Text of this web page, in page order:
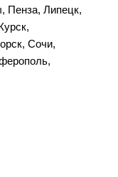
Пенза, Липецк,
Сочи,